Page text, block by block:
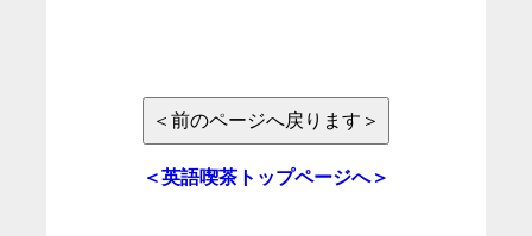
＜英語喫茶トップページへ＞